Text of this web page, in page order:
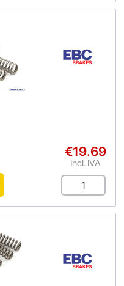
€19.69
Incl. IVA